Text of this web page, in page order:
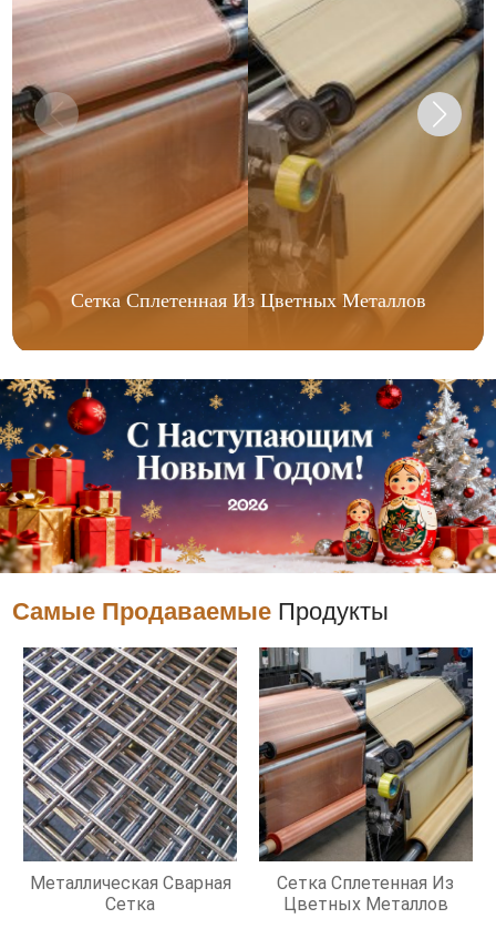
Сетка Сплетенная Из Цветных Металлов
Самые Продаваемые Продукты
Металлическая Сварная
Сетка
Сетка Сплетенная Из
Цветных Металлов